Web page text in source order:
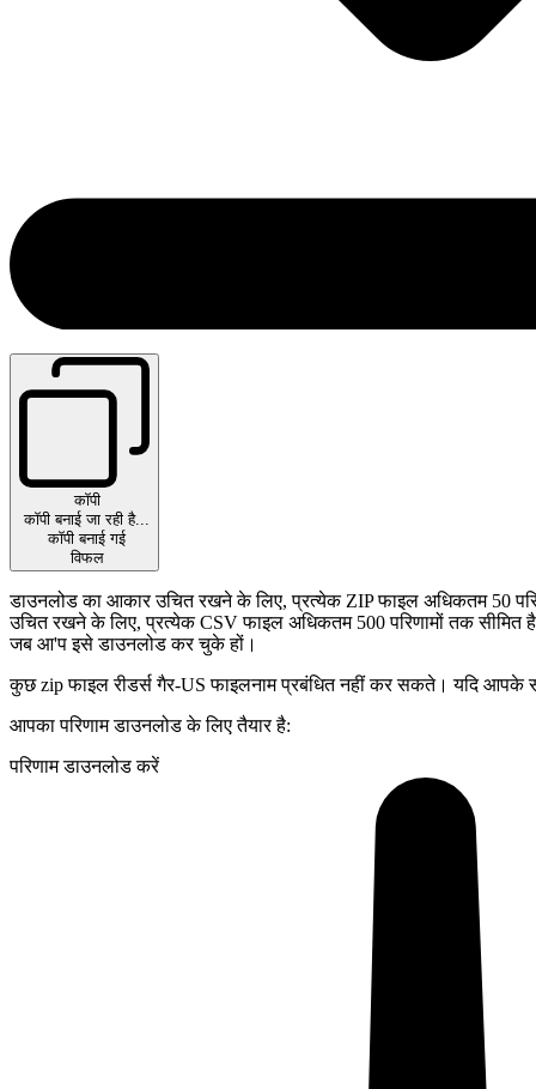
कॉपी
कॉपी बनाई जा रही है...
कॉपी बनाई गई
विफल
डाउनलोड का आकार उचित रखने के लिए, प्रत्येक ZIP फाइल अधिकतम 50
उचित रखने के लिए, प्रत्येक CSV फाइल अधिकतम 500 परिणामों तक सीमित
जब आ'प इसे डाउनलोड कर चुके हों।
कुछ zip फाइल रीडर्स गैर-US फाइलनाम प्रबंधित नहीं कर सकते। यदि आपके
आपका परिणाम डाउनलोड के लिए तैयार है:
परिणाम डाउनलोड करें